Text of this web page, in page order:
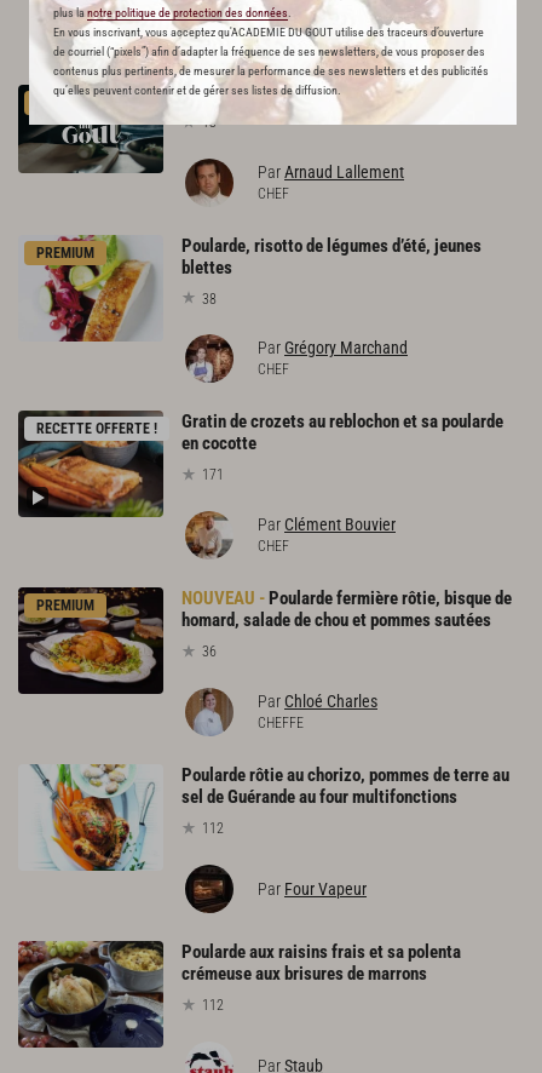
plus lanotre politique de protection des données
En vous inscrivant, vous acceptez qu'ACADEMIE DU GOUT utilise des traceurs d’ouverture
de courriel (“pixels”) afin d’adapter la fréquence de ses newsletters, de vous proposer des
contenus plus pertinents, de mesurer la performance de ses newsletters et des publicités
qu’elles peuvent contenir et de gérer ses listes de diffusion.
L'ACADÉMIE DU GOÛT VOUS
RECOMMANDE
PREMIUM Fondblanc
13
ParArnaud Lallement
CHEF
PREMIUM
Poularde, risotto de légumes d’été, jeunes
blettes
38
ParGrégory Marchand
CHEF
RECETTE OFFERTE !
Gratin de crozets au reblochon et sa poularde
en cocotte
171
Par Clément Bouvier
CHEF
PREMIUM
Poularde fermière rôtie, bisque de
homard, salade de chou et pommes sautées
36
Par Chloé Charles
CHEFFE
Poularde rôtie au chorizo, pommes de terre au
sel de Guérande au four multifonctions
112
Par Four Vapeur
Poularde aux raisins frais et sa polenta
crémeuse aux brisures de marrons
112
ParStaub